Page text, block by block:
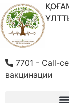
7701 - Call-
вакцинации